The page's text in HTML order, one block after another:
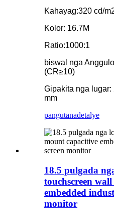
Kahayag:320 cd/
Kolor: 16.7M
Ratio:1000:1
biswal nga
(CR≥10)
Gipakita nga lugar:
mm
pangutanadetalye
18.5 pulgada
touchscreen
embedded
monitor